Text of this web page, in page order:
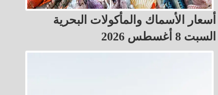
أسعار الأسماك والمأكولات البحرية
السبت 8 أغسطس 2026